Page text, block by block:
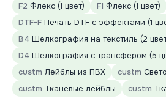
F2 Флекс (1 цвет) F1 Флекс (1 цвет)
DTF-F Печать DTF с эффектами (1
B4 Шелкография на текстиль (2
D4 Шелкография с трансфером (5
custm Лейблы из ПВХ custm
custm Тканевые лейблы custm